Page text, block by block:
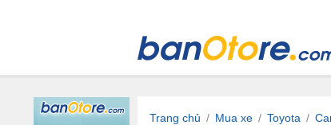
Trang chủ / Mua xe / Toyota /